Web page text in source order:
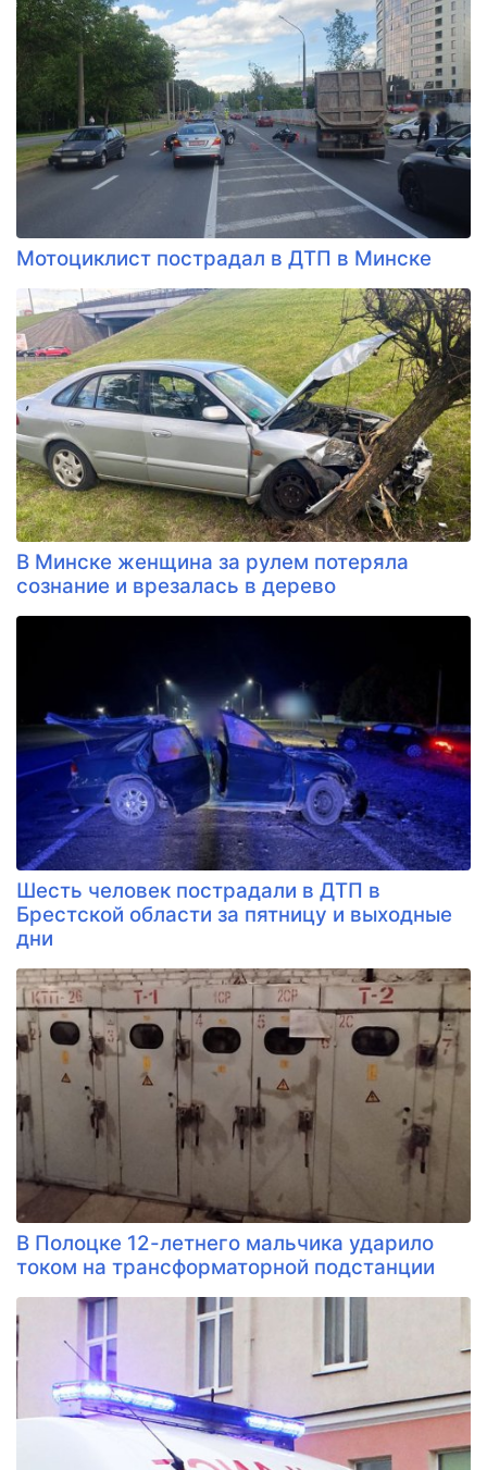
Мотоциклист пострадал в ДТП в Минске
В Минске женщина за рулем потеряла
сознание и врезалась в дерево
Шесть человек пострадали в ДТП в
Брестской области за пятницу и выходные
дни
В Полоцке 12-летнего мальчика ударило
током на трансформаторной подстанции